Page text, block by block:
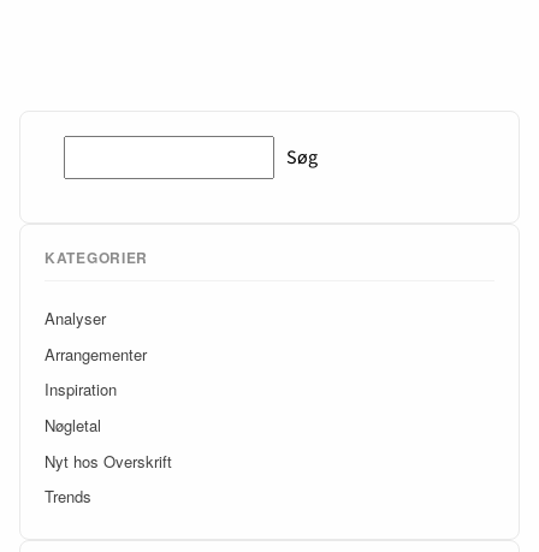
Søg
KATEGORIER
Analyser
Arrangementer
Inspiration
Nøgletal
Nyt hos Overskrift
Trends